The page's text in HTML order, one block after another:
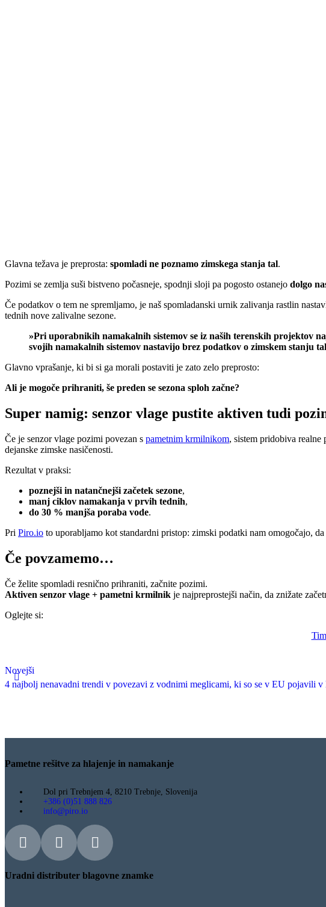
Glavna težava je preprosta: spomladi ne poznamo zimskega stanja tal.
Pozimi se zemlja suši bistveno počasneje, spodnji sloji pa pogosto ostanejo dolgo
Če podatkov o tem ne spremljamo, je naš spomladanski urnik zalivanja rastlin
tednih nove zalivalne sezone.
»Pri uporabnikih namakalnih sistemov se iz naših terenskih projektov
svojih namakalnih sistemov nastavijo brez podatkov o zimskem stanju
Glavno vprašanje, ki bi si ga morali postaviti je zato zelo preprosto:
Ali je mogoče prihraniti, še preden se sezona sploh začne?
Super namig: senzor vlage pustite aktiven tudi
Če je senzor vlage pozimi povezan s pametnim krmilnikom, sistem pridobiva
dejanske zimske nasičenosti.
Rezultat v praksi:
poznejši in natančnejši začetek sezone,
manj ciklov namakanja v prvih tednih,
do 30 % manjša poraba vode.
Pri Piro.io to uporabljamo kot standardni pristop: zimski podatki nam omogočajo,
Če povzamemo…
Če želite spomladi resnično prihraniti, začnite pozimi.
Aktiven senzor vlage + pametni krmilnik je najpreprostejši način, da znižate
Oglejte si:
Novejši
4 najbolj nenavadni trendi v povezavi z vodnimi meglicami, ki so se v EU pojavili v
Pametne rešitve za hlajenje in namakanje
Dol pri Trebnjem 4, 8210 Trebnje, Slovenija
+386 (0)51 888 826
info@piro.io
Uradni distributer blagovne znamke